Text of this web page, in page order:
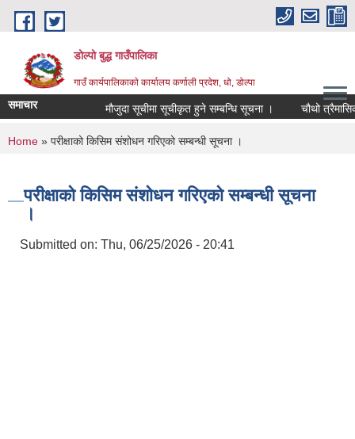
Skip to main content
डोल्पो बुद्ध गाउँपालिका
गाउँ कार्यपालिकाकाे कार्यालय कर्णाली प्रदेश, धो, डोल्पा
समाचार मौजुदा सूचीमा सूचीकृत हुने सम्बन्धि सूचना । चौथो त्रैमासिक
You are here
Home » परीक्षाको किसिम संशोधन गरिएको सम्बन्धी सूचना ।
परीक्षाको किसिम संशोधन गरिएको सम्बन्धी सूचना
।
Submitted on: Thu, 06/25/2026 - 20:41